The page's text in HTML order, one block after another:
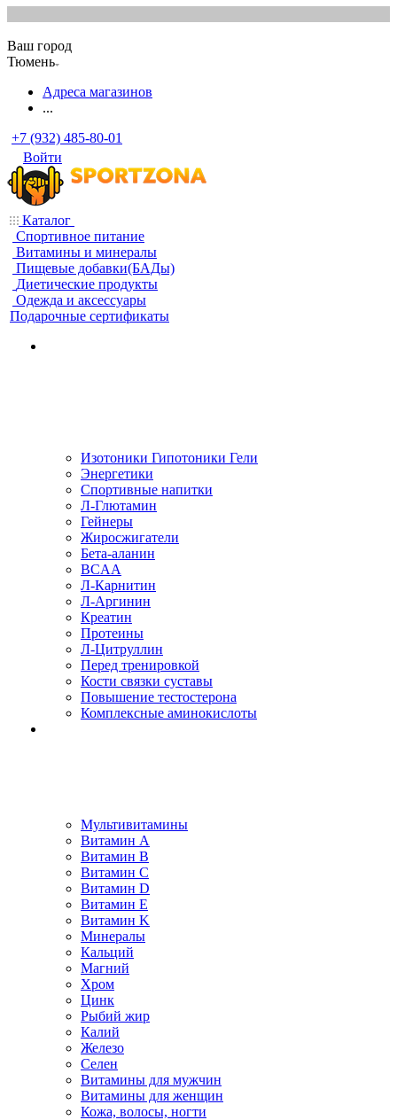
Ваш город
Тюмень
Адреса магазинов
...
+7 (932) 485-80-01
Войти
Каталог
Спортивное питание
Витамины и минералы
Пищевые добавки(БАДы)
Диетические продукты
Одежда и аксессуары
Подарочные сертификаты
Изотоники Гипотоники Гели
Энергетики
Спортивные напитки
Л-Глютамин
Гейнеры
Жиросжигатели
Бета-аланин
BCAA
Л-Карнитин
Л-Аргинин
Креатин
Протеины
Л-Цитруллин
Перед тренировкой
Кости связки суставы
Повышение тестостерона
Комплексные аминокислоты
Мультивитамины
Витамин A
Витамин B
Витамин C
Витамин D
Витамин E
Витамин K
Минералы
Кальций
Магний
Хром
Цинк
Рыбий жир
Калий
Железо
Селен
Витамины для мужчин
Витамины для женщин
Кожа, волосы, ногти